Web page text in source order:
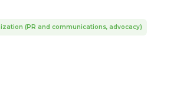
(PR and communications, advocacy)